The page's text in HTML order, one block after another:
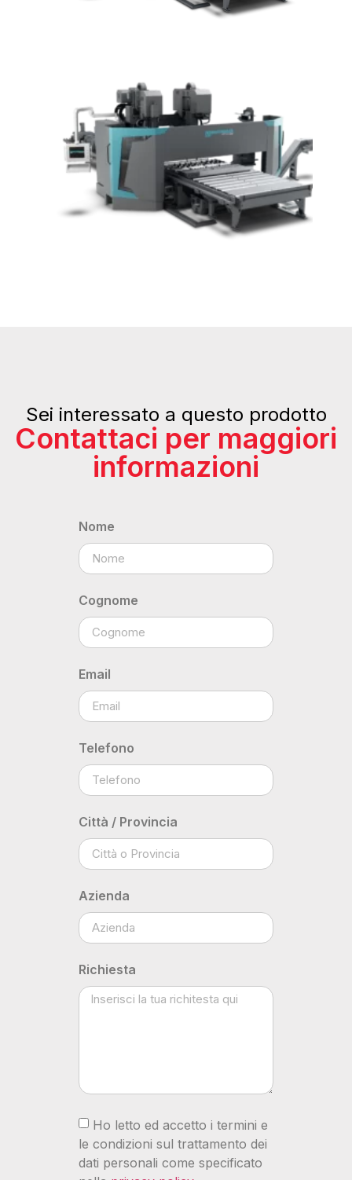
Sei interessato a questo prodotto
Contattaci per maggiori
informazioni
Nome
Cognome
Email
Telefono
Città / Provincia
Azienda
Richiesta
Ho letto ed accetto i termini e
le condizioni sul trattamento dei
dati personali come specificato